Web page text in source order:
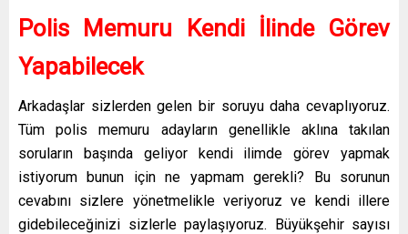
Polis Memuru Kendi İlinde Görev
Yapabilecek
Arkadaşlar sizlerden gelen bir soruyu daha cevaplıyoruz.
Tüm polis memuru adayların genellikle aklına takılan
soruların başında geliyor kendi ilimde görev yapmak
istiyorum bunun için ne yapmam gerekli? Bu sorunun
cevabını sizlere yönetmelikle veriyoruz ve kendi illere
gidebileceğinizi sizlerle paylaşıyoruz. Büyükşehir sayısı